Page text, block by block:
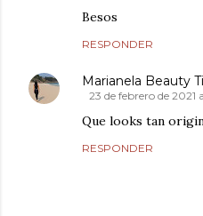
Besos
RESPONDER
Marianela Beauty
23 de febrero de 2021 a
Que looks tan
RESPONDER